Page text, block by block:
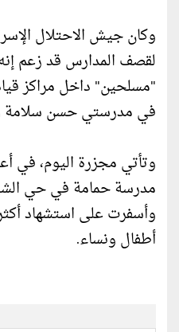
وكان جيش الاحتلال
لقصف المدارس قد زعم
"مسلحين" داخل مراكز
في مدرستي حسن سلامة
وتأتي مجزرة اليوم، في
مدرسة حمامة في حي
أطفال ونساء.